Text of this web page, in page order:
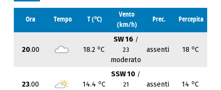
Ora Tempo T (oC)
Vento
(km/h)
Prec. Percepita
20.00 18.2 oC
SW 16 /
23
moderato
assenti 18 oC
23.00 14.4 oC
SSW 10 /
21
assenti 14 oC